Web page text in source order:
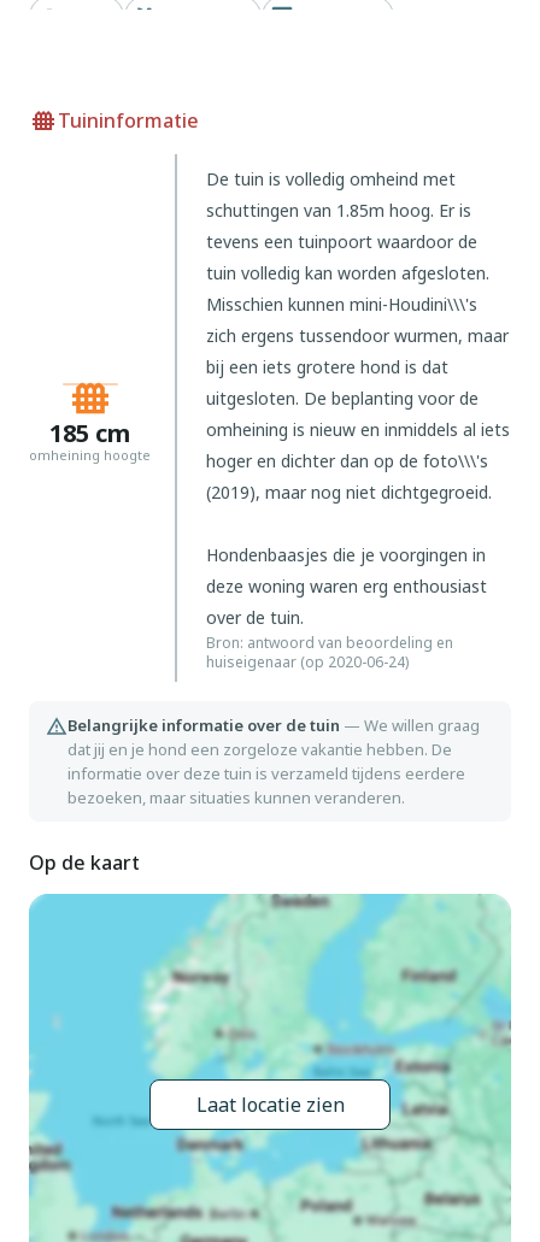
Tuininformatie
185 cm
omheining hoogte
De tuin is volledig omheind met
schuttingen van 1.85m hoog. Er is
tevens een tuinpoort waardoor de
tuin volledig kan worden afgesloten.
Misschien kunnen mini-Houdini\\\'s
zich ergens tussendoor wurmen, maar
bij een iets grotere hond is dat
uitgesloten. De beplanting voor de
omheining is nieuw en inmiddels al iets
hoger en dichter dan op de foto\\\'s
(2019), maar nog niet dichtgegroeid.
Hondenbaasjes die je voorgingen in
deze woning waren erg enthousiast
over de tuin.
Bron: antwoord van beoordeling en
huiseigenaar (op 2020-06-24)
Belangrijke informatie over de tuin — We willen graag
dat jij en je hond een zorgeloze vakantie hebben. De
informatie over deze tuin is verzameld tijdens eerdere
bezoeken, maar situaties kunnen veranderen.
Op de kaart
Laat locatie zien